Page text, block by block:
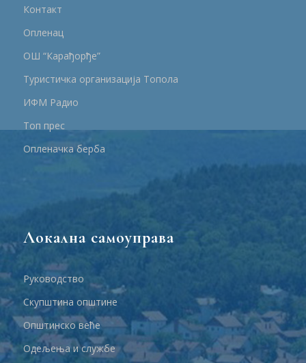
Контакт
Опленац
ОШ “Карађорђе”
Туристичка организација Топола
ИФМ Радио
Топ прес
Опленачка берба
Локална самоуправа
Руководство
Скупштина општине
Општинско веће
Одељења и службе